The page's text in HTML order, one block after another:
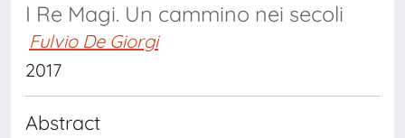
I Re Magi. Un cammino nei secoli
Fulvio De Giorgi
2017
Abstract